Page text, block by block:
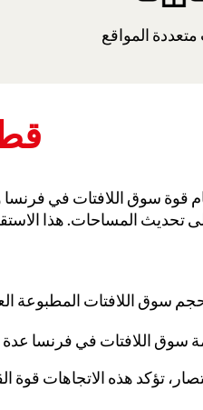
المواقع
قوة سوق اللافتات في
إلى تحديث المساحات. هذا
سوق اللافتات المطبوعة
سوق اللافتات في فرنسا عدة
تؤكد هذه الاتجاهات